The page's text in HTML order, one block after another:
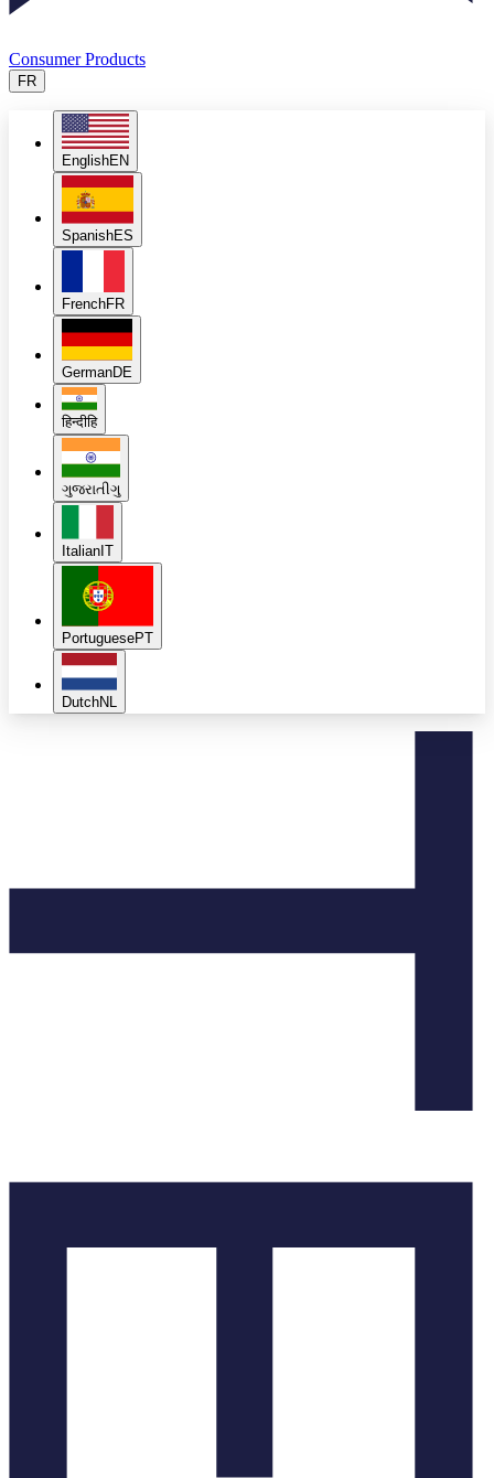
Consumer Products
FR
EnglishEN
SpanishES
FrenchFR
GermanDE
हिन्दीहि
ગુજરાતીગુ
Italian IT
PortuguesePT
DutchNL